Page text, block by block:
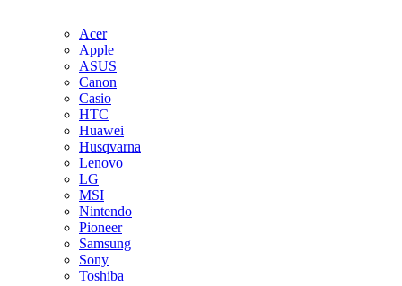
Acer
Apple
ASUS
Canon
Casio
HTC
Huawei
Husqvarna
Lenovo
LG
MSI
Nintendo
Pioneer
Samsung
Sony
Toshiba